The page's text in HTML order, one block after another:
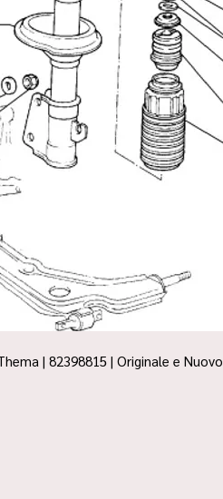
| 82398815 | Originale e Nuovo